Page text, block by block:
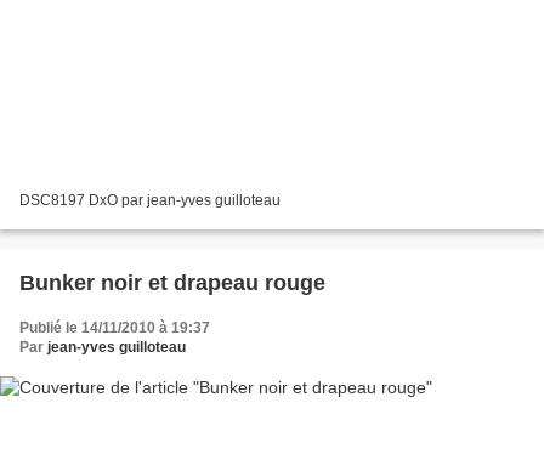
DSC8197 DxO par jean-yves guilloteau
Bunker noir et drapeau rouge
Publié le 14/11/2010 à 19:37
Par jean-yves guilloteau